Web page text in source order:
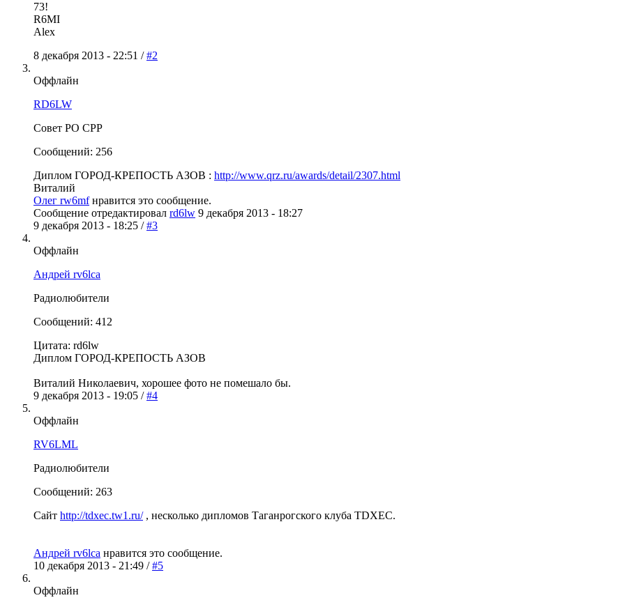
73!
R6MI
Alex
8 декабря 2013 - 22:51 /#2
Оффлайн
RD6LW
Совет РО СРР
Сообщений: 256
Диплом ГОРОД-КРЕПОСТЬ АЗОВ : http://www.qrz.ru/awards/detail/2307.html
Виталий
Олег rw6mfнравится это сообщение.
Сообщение отредактировал rd6lw 9 декабря 2013 - 18:27
9 декабря 2013 - 18:25 /#3
Оффлайн
Андрей rv6lca
Радиолюбители
Сообщений: 412
Цитата: rd6lw
Диплом ГОРОД-КРЕПОСТЬ АЗОВ
Виталий Николаевич, хорошее фото не помешало бы.
9 декабря 2013 - 19:05 /#4
Оффлайн
RV6LML
Радиолюбители
Сообщений: 263
Сайт http://tdxec.tw1.ru/, несколько дипломов Таганрогского клуба TDXEC.
Андрей rv6lca нравится это сообщение.
10 декабря 2013 - 21:49 /#5
Оффлайн